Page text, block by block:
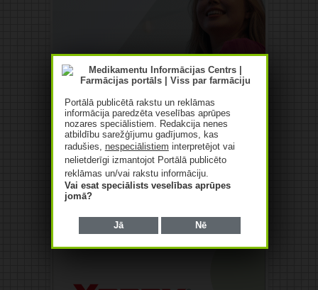
Reklāma
Portālā publicētā rakstu un reklāmas
informācija paredzēta veselības aprūpes
nozares speciālistiem. Redakcija nenes
atbildību sarežģījumu gadījumos, kas
radušies, nespeciālistiem interpretējot vai
nelietderīgi izmantojot Portālā publicēto
reklāmas un/vai rakstu informāciju.
Vai esat speciālists veselības aprūpes
jomā?
Jā Nē